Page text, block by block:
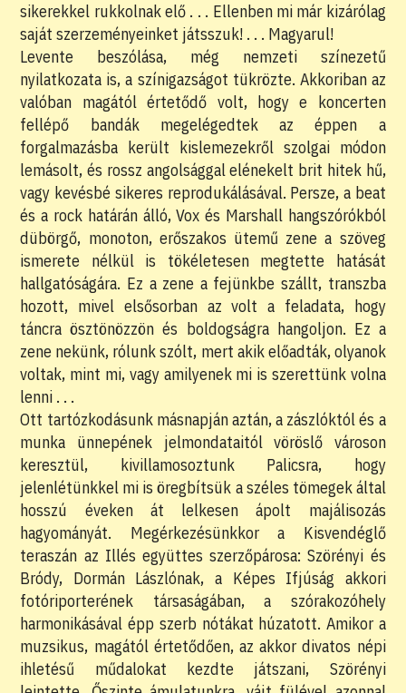
sikerekkel rukkolnak elő . . . Ellenben mi már kizárólag
saját szerzeményeinket játsszuk! . . . Magyarul!
Levente beszólása, még nemzeti színezetű
nyilatkozata is, a színigazságot tükrözte. Akkoriban az
valóban magától értetődő volt, hogy e koncerten
fellépő bandák megelégedtek az éppen a
forgalmazásba került kislemezekről szolgai módon
lemásolt, és rossz angolsággal elénekelt brit hitek hű,
vagy kevésbé sikeres reprodukálásával. Persze, a beat
és a rock határán álló, Vox és Marshall hangszórókból
dübörgő, monoton, erőszakos ütemű zene a szöveg
ismerete nélkül is tökéletesen megtette hatását
hallgatóságára. Ez a zene a fejünkbe szállt, transzba
hozott, mivel elsősorban az volt a feladata, hogy
táncra ösztönözzön és boldogságra hangoljon. Ez a
zene nekünk, rólunk szólt, mert akik előadták, olyanok
voltak, mint mi, vagy amilyenek mi is szerettünk volna
lenni . . .
Ott tartózkodásunk másnapján aztán, a zászlóktól és a
munka ünnepének jelmondataitól vöröslő városon
keresztül, kivillamosoztunk Palicsra, hogy
jelenlétünkkel mi is öregbítsük a széles tömegek által
hosszú éveken át lelkesen ápolt majálisozás
hagyományát. Megérkezésünkkor a Kisvendéglő
teraszán az Illés együttes szerzőpárosa: Szörényi és
Bródy, Dormán Lászlónak, a Képes Ifjúság akkori
fotóriporterének társaságában, a szórakozóhely
harmonikásával épp szerb nótákat húzatott. Amikor a
muzsikus, magától értetődően, az akkor divatos népi
ihletésű műdalokat kezdte játszani, Szörényi